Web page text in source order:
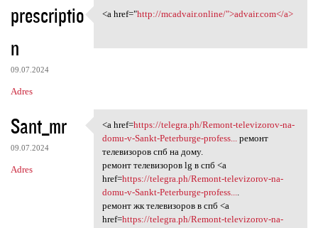
prescriptio
n
09.07.2024
Adres
<a href="http://mcadvair
<a href="http://mcadvair.online/">advair.com</a>
Sant_mr
09.07.2024
Adres
<a href=https://telegra.ph
<a href=https://telegra.ph/Remont-televizorov-na-
domu-v-Sankt-Peterburge-profess...
ремонт
телевизоров спб на дому.
ремонт телевизоров lg в спб <a
href=https://telegra.ph/Remont-televizorov-na-
domu-v-Sankt-Peterburge-profess...
ремонт жк телевизоров в спб <a
href=https://telegra.ph/Remont-televizorov-na-